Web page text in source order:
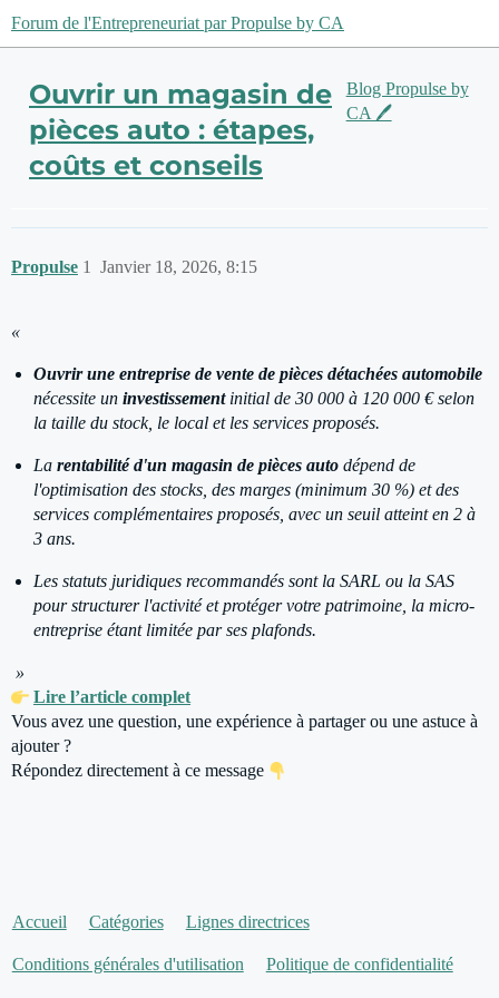
Forum de l'Entrepreneuriat par Propulse by CA
Ouvrir un magasin de
pièces auto : étapes,
coûts et conseils
Blog Propulse by
CA 🖊️
Propulse Janvier 18, 2026, 8:15
1
«
Ouvrir une entreprise de vente de pièces détachées automobile
nécessite un investissementinitial de 30 000 à 120 000 € selon
la taille du stock, le local et les services proposés.
La rentabilité d'un magasin de pièces auto dépend de
l'optimisation des stocks, des marges (minimum 30 %) et des
services complémentaires proposés, avec un seuil atteint en 2 à
3 ans.
Les statuts juridiques recommandés sont la SARL ou la SAS
pour structurer l'activité et protéger votre patrimoine, la micro-
entreprise étant limitée par ses plafonds.
»
Lire l’article complet
Vous avez une question, une expérience à partager ou une astuce à
ajouter ?
Répondez directement à ce message
Accueil Catégories Lignes directrices
Conditions générales d'utilisation Politique de confidentialité